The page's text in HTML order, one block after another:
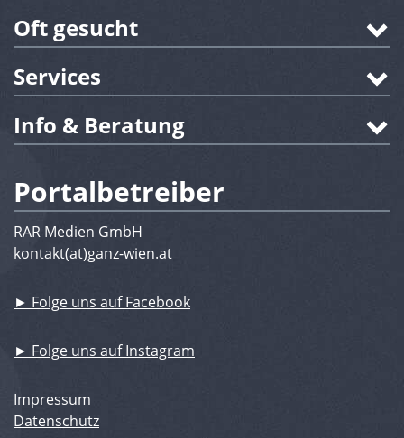
Oft gesucht
Services
Info & Beratung
Portalbetreiber
RAR Medien GmbH
kontakt(at)ganz-wien.at
► Folge uns auf Facebook
► Folge uns auf Instagram
Impressum
Datenschutz